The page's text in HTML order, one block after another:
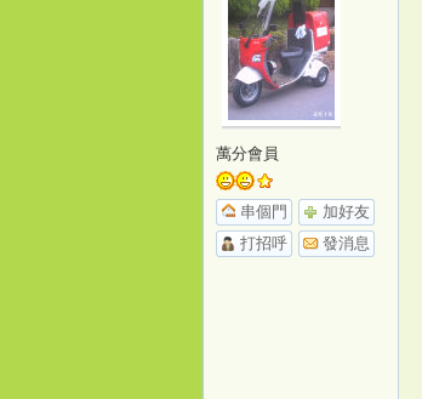
萬分會員
串個門
加好友
打招呼
發消息